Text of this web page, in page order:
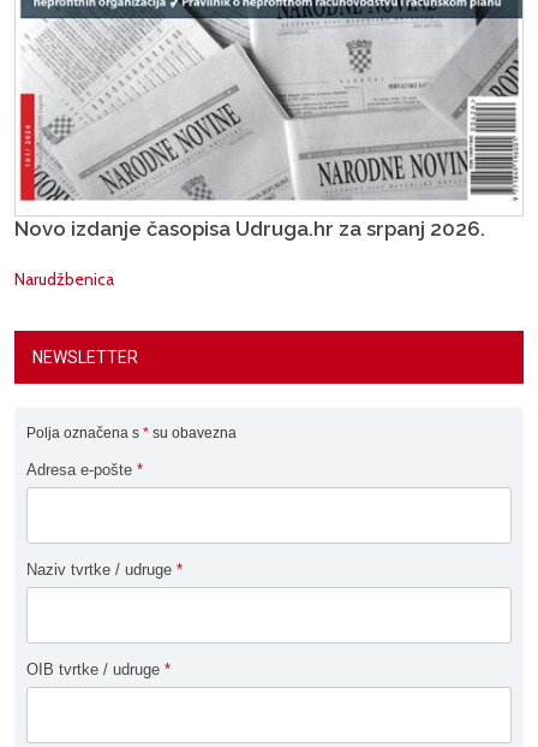
Novo izdanje časopisa Udruga.hr za srpanj 2026.
Narudžbenica
NEWSLETTER
Polja označena s * su obavezna
Adresa e-pošte *
Naziv tvrtke / udruge *
OIB tvrtke / udruge *